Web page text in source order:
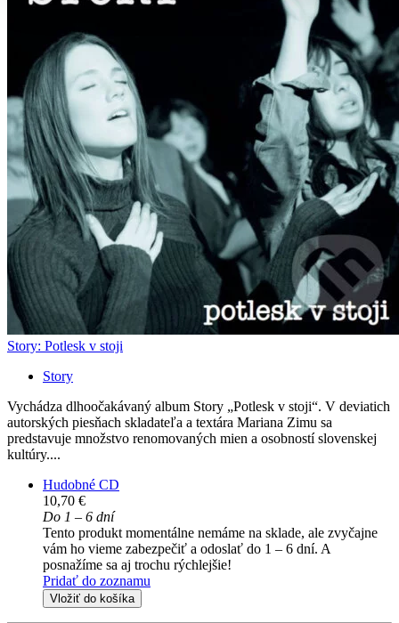
Story: Potlesk v stoji
Story
Vychádza dlhoočakávaný album Story „Potlesk v stoji“. V deviatich
autorských piesňach skladateľa a textára Mariana Zimu sa
predstavuje množstvo renomovaných mien a osobností slovenskej
kultúry....
Hudobné CD
10,70 €
Do 1 – 6 dní
Tento produkt momentálne nemáme na sklade, ale zvyčajne
vám ho vieme zabezpečiť a odoslať do 1 – 6 dní. A
posnažíme sa aj trochu rýchlejšie!
Pridať do zoznamu
Vložiť do košíka